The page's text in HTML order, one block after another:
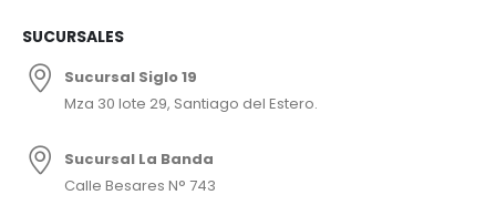
SUCURSALES
Sucursal Siglo 19
Mza 30 lote 29, Santiago del Estero.
Sucursal La Banda
Calle Besares N° 743